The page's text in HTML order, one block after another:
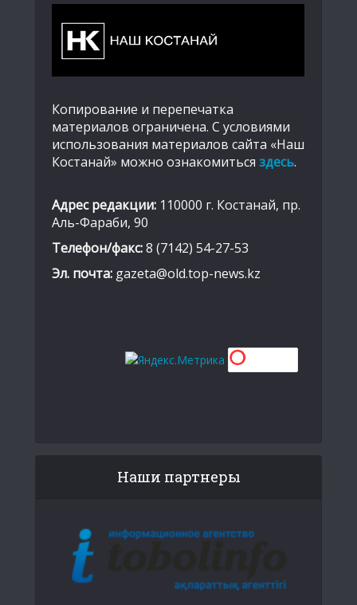
Копирование и перепечатка
материалов ограничена. С условиями
использования материалов сайта «Наш
Костанай» можно ознакомиться здесь.
Адрес редакции: 110000 г. Костанай, пр.
Аль-Фараби, 90
Телефон/факс:8 (7142) 54-27-53
Эл. почта: gazeta@old.top-news.kz
Наши партнеры